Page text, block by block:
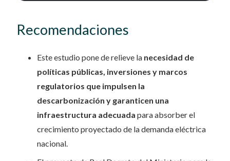
Recomendaciones
Este estudio pone de relieve la necesidad de
políticas públicas, inversiones y marcos
regulatorios que impulsen la
descarbonización y garanticen una
infraestructura adecuada para absorber el
crecimiento proyectado de la demanda eléctrica
nacional.